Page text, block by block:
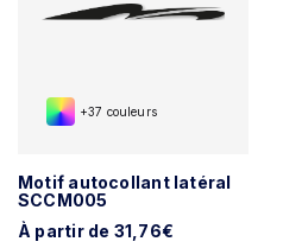
+37 couleurs
Motif autocollant latéral
SCCM005
À partir de 31,76€